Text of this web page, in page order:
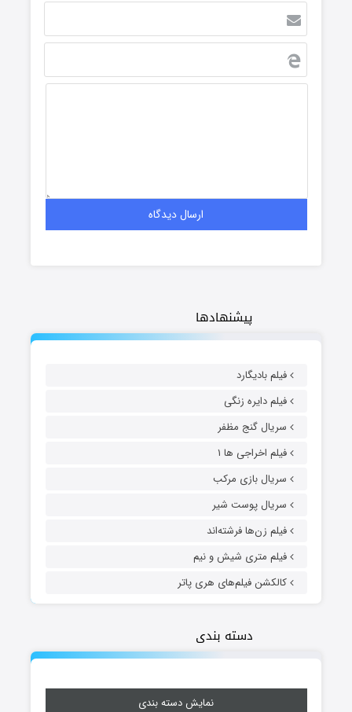
پیشنهادها
فیلم بادیگارد
فیلم دایره زنگی
سریال گنج مظفر
فیلم اخراجی ها ۱
سریال بازی مرکب
سریال پوست شیر
فیلم زن‌ها فرشته‌اند
فیلم متری شیش و نیم
کالکشن فیلم‌های هری پاتر
دسته بندی
نمایش دسته بندی